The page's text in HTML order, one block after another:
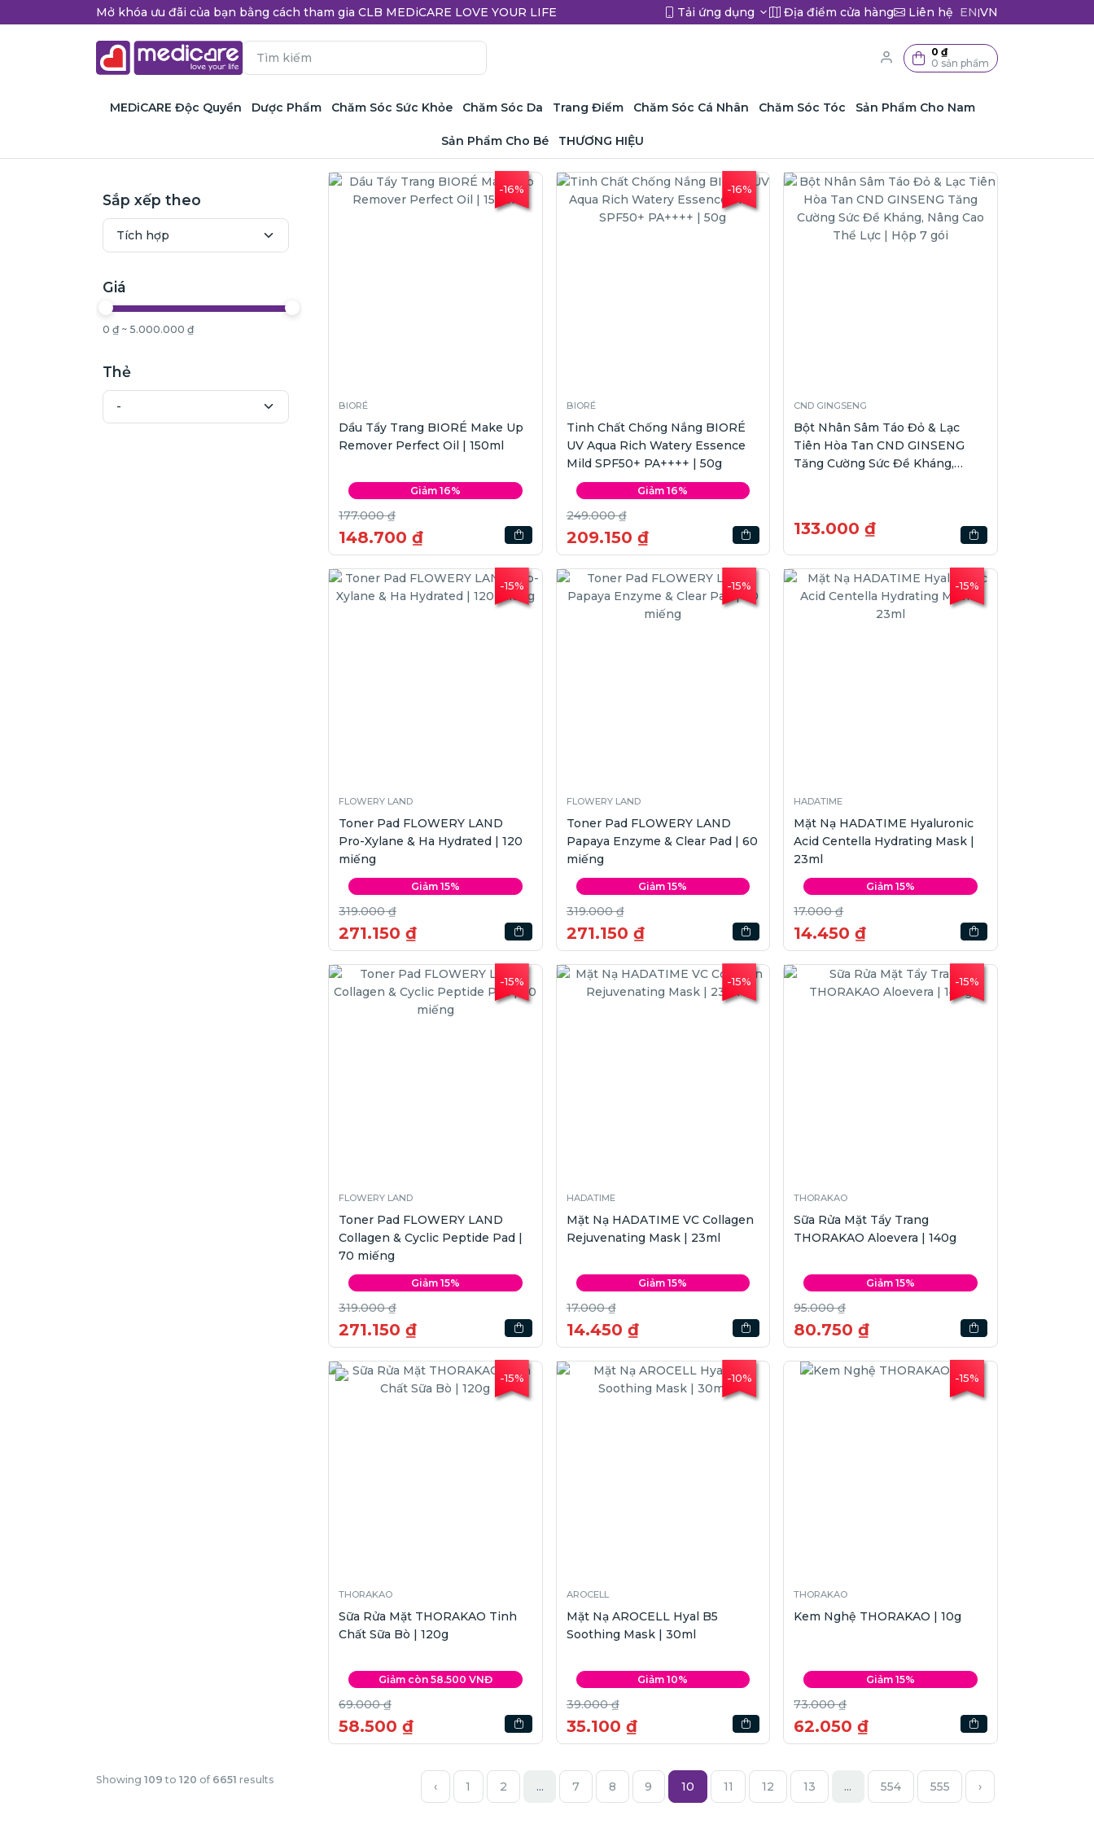
Mở khóa ưu đãi của bạn bằng cách tham gia CLB MEDiCARE LOVE YOUR LIFE Tải ứng dụng Địa điểm cửa hàng Liên hệ EN|VN
0 ₫
0 sản phẩm
MEDiCARE Độc Quyền Dược Phẩm Chăm Sóc Sức Khỏe Chăm Sóc Da Trang Điểm Chăm Sóc Cá Nhân Chăm Sóc Tóc Sản Phẩm Cho Nam
Sản Phẩm Cho Bé THƯƠNG HIỆU
Sắp xếp theo
Giá
0 ₫ ~ 5.000.000 ₫
Thẻ
-16%
BIORÉ
Dầu Tẩy Trang BIORÉ Make Up
Remover Perfect Oil | 150ml
Giảm 16%
177.000 ₫
148.700 ₫
-16%
BIORÉ
Tinh Chất Chống Nắng BIORÉ
UV Aqua Rich Watery Essence
Mild SPF50+ PA++++ | 50g
Giảm 16%
249.000 ₫
209.150 ₫
CND GINGSENG
Bột Nhân Sâm Táo Đỏ & Lạc
Tiên Hòa Tan CND GINSENG
Tăng Cường Sức Đề Kháng,
133.000 ₫
-15%
FLOWERY LAND
Toner Pad FLOWERY LAND
Pro-Xylane & Ha Hydrated | 120
miếng
Giảm 15%
319.000 ₫
271.150 ₫
-15%
FLOWERY LAND
Toner Pad FLOWERY LAND
Papaya Enzyme & Clear Pad | 60
miếng
Giảm 15%
319.000 ₫
271.150 ₫
-15%
HADATIME
Mặt Nạ HADATIME Hyaluronic
Acid Centella Hydrating Mask |
23ml
Giảm 15%
17.000 ₫
14.450 ₫
-15%
FLOWERY LAND
Toner Pad FLOWERY LAND
Collagen & Cyclic Peptide Pad |
70 miếng
Giảm 15%
319.000 ₫
271.150 ₫
-15%
HADATIME
Mặt Nạ HADATIME VC Collagen
Rejuvenating Mask | 23ml
Giảm 15%
17.000 ₫
14.450 ₫
-15%
THORAKAO
Sữa Rửa Mặt Tẩy Trang
THORAKAO Aloevera | 140g
Giảm 15%
95.000 ₫
80.750 ₫
-15%
THORAKAO
Sữa Rửa Mặt THORAKAO Tinh
Chất Sữa Bò | 120g
Giảm còn 58.500 VNĐ
69.000 ₫
58.500 ₫
-10%
AROCELL
Mặt Nạ AROCELL Hyal B5
Soothing Mask | 30ml
Giảm 10%
39.000 ₫
35.100 ₫
-15%
THORAKAO
Kem Nghệ THORAKAO | 10g
Giảm 15%
73.000 ₫
62.050 ₫
Showing 109 to 120 of 6651 results ‹ 1 2 ... 7 8 9 10 11 12 13 ... 554 555 ›